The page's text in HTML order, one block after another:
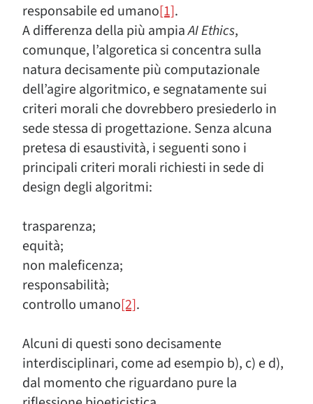
responsabile ed umano[1].
A differenza della più ampiaAI Ethics,
comunque, l’algoretica si concentra sulla
natura decisamente più computazionale
dell’agire algoritmico, e segnatamente sui
criteri morali che dovrebbero presiederlo in
sede stessa di progettazione. Senza alcuna
pretesa di esaustività, i seguenti sono i
principali criteri morali richiesti in sede di
design degli algoritmi:
trasparenza;
equità;
non maleficenza;
responsabilità;
controllo umano[2].
Alcuni di questi sono decisamente
interdisciplinari, come ad esempio b), c) e d),
dal momento che riguardano pure la